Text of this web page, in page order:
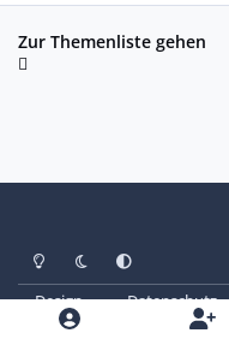
Zur Themenliste gehen
Heller ModusDunkler Modus
Systemeinstellung
Design Datenschutz
© Copyright 2025 -